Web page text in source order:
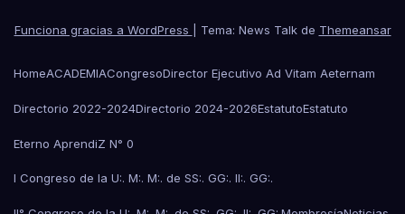
Funciona gracias a WordPress Tema: News Talk de Themeansar
HomeACADEMIACongresoDirector Ejecutivo Ad Vitam Aeternam
Directorio 2022-2024Directorio 2024-2026EstatutoEstatuto
Eterno AprendiZ N° 0
I Congreso de la U:. M:. M:. de SS:. GG:. II:. GG:.